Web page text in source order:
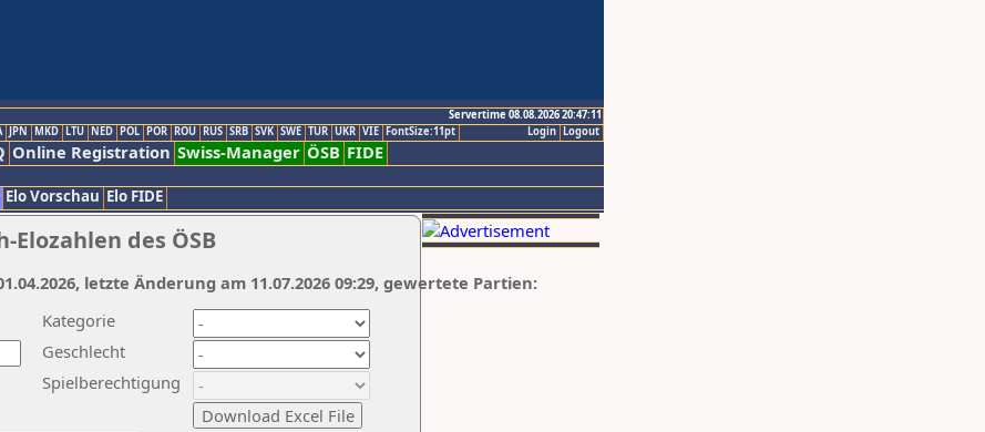
Servertime 08.08.2026 20:47:11
Logout
Login
JPN MKD LTU NED POL POR ROU RUS SRB SVK SWE TUR UKR VIE FontSize:11pt
Online Registration Swiss-Manager ÖSB FIDE
Elo Vorschau Elo FIDE
des ÖSB
Kategorie
Geschlecht
Spielberechtigung
letzte Änderung am 11.07.2026 09:29, gewertete Partien: